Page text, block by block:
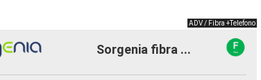
ADV / Fibra +Telefono
Sorgenia fibra ...